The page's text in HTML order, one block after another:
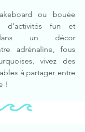
ou bouée
d’activités fun et
un décor
adrénaline, fous
vivez des
à partager entre
!